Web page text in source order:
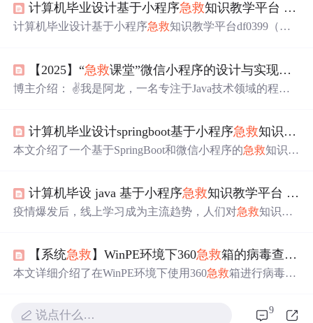
计算机毕业设计基于小程序急救知识教学平台 基于微信小程序的
计算机毕业设计基于小程序急救知识教学平台df0399（配
普及和智能手机的广泛应用，人们获取信息的方式发生了
巨大变化。微信小程序作为一种便捷的移动应用形式，以
料已经无法满足现代人对即时性和便捷性的需求。因此，
开发一个基于微信小程序的急救知识教学平台显得尤为重
要。
【2025】“急救课堂”微信小程序的设计与实现，
博主介绍： ✌我是阿龙，一名专注于Java技术领域的程序
丰富的经验。同时，我也是掘金、华为云、阿里云、InfoQ
等平台的优质作者。通过长期分享和实战指导，我致力于
PHP、Nodejs、Python、爬虫、数据可视化、小程序、安卓
app、大数据、物联网、机器学习等方
计算机毕业设计springboot基于小程序急救知识教学平台 基于SpringBoot+微信小程序的应
本文介绍了一个基于SpringBoot和微信小程序的急救知识教
含用户端和管理端两大模块：用户端提供急救知识学习、
在线考试、错题本等功能；管理端实现用户管理、教学资
纠"的完整学习闭环。项目包含完整的源码、数据库和文
档，适合作为计算机专业毕业设计参考。
计算机毕设 java 基于小程序急救知识教学平台 基于 SpringBoot 的微信小程序
疫情爆发后，线上学习成为主流趋势，人们对急救知识的
用户基数大、使用便捷等优势，成为知识传播的理想载
体，基于小程序的急救知识教学平台应运而生，旨在为用
【系统急救 】WinPE环境下360急救箱的病毒查杀实战指南
本文详细介绍了在WinPE环境下使用360急救箱进行病毒查
复系统问题。特别针对MBR病毒、驱动木马等特殊威胁提
说点什么… 9